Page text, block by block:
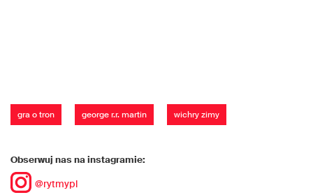
gra o tron george r.r. martin wichry zimy
Obserwuj nas na instagramie:
@rytmypl